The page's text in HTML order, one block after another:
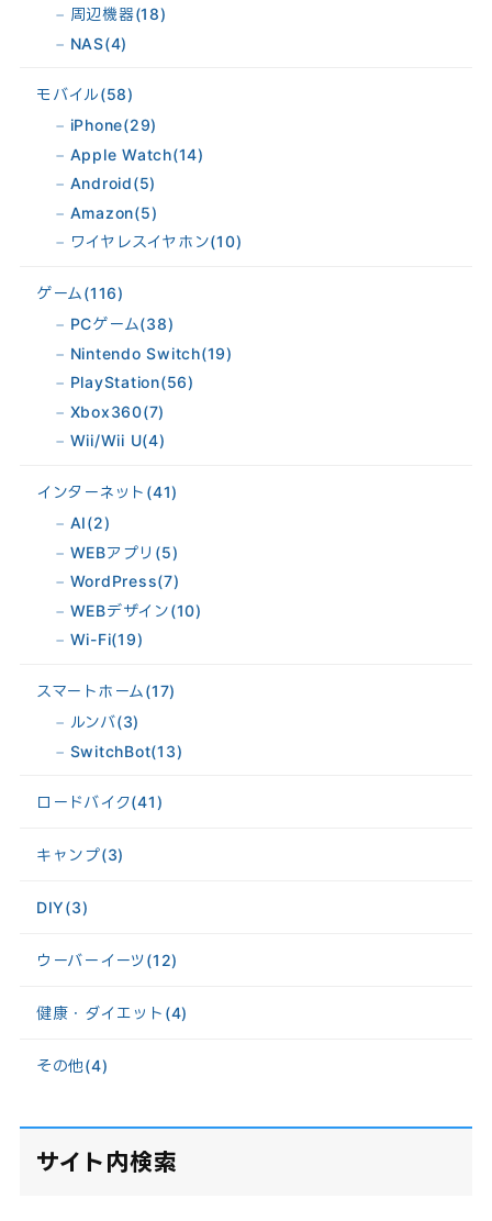
周辺機器(18)
NAS(4)
モバイル(58)
iPhone(29)
Apple Watch(14)
Android(5)
Amazon(5)
ワイヤレスイヤホン(10)
ゲーム(116)
PCゲーム(38)
Nintendo Switch(19)
PlayStation(56)
Xbox360(7)
Wii/Wii U(4)
インターネット (41)
AI(2)
WEBアプリ (5)
WordPress(7)
WEBデザイン(10)
Wi-Fi(19)
スマートホーム(17)
ルンバ(3)
SwitchBot(13)
ロードバイク(41)
キャンプ(3)
DIY(3)
ウーバーイーツ(12)
健康・ダイエット (4)
その他(4)
サイト内検索